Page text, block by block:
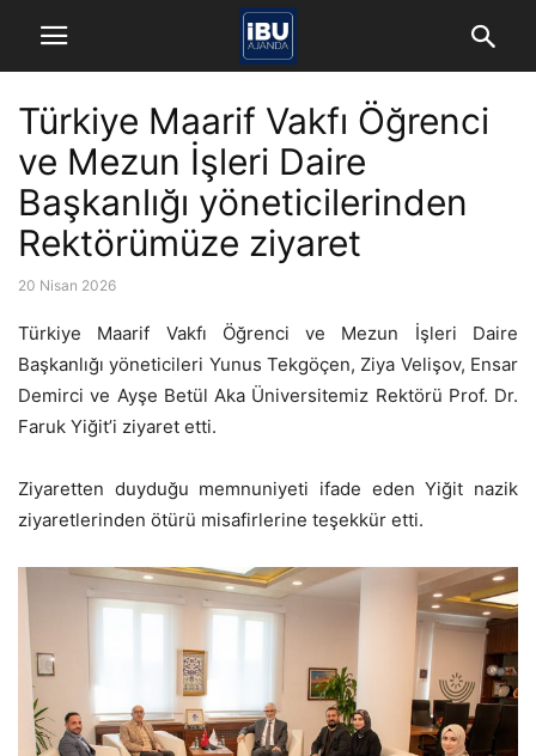
Türkiye Maarif Vakfı Öğrenci
ve Mezun İşleri Daire
Başkanlığı yöneticilerinden
Rektörümüze ziyaret
20 Nisan 2026
Türkiye Maarif Vakfı Öğrenci ve Mezun İşleri Daire
Başkanlığı yöneticileri Yunus Tekgöçen, Ziya Velişov, Ensar
Demirci ve Ayşe Betül Aka Üniversitemiz Rektörü Prof. Dr.
Faruk Yiğit’i ziyaret etti.
Ziyaretten duyduğu memnuniyeti ifade eden Yiğit nazik
ziyaretlerinden ötürü misafirlerine teşekkür etti.